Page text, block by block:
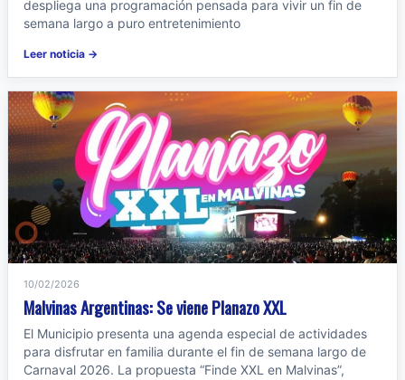
despliega una programación pensada para vivir un fin de
semana largo a puro entretenimiento
Leer noticia →
10/02/2026
Malvinas Argentinas: Se viene Planazo XXL
El Municipio presenta una agenda especial de actividades
para disfrutar en familia durante el fin de semana largo de
Carnaval 2026. La propuesta “Finde XXL en Malvinas”,